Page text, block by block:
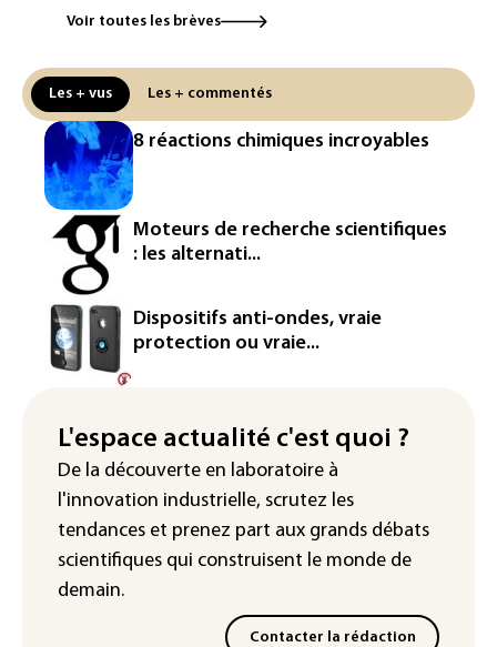
Canicule: à l'arrêt depuis fin juillet, la
réseau
Véhicules de livraison autonomes: la
France ouvre la voie à leur
homologation
Iris³: Eutelsat investira 3,4 milliards
d'euros dans la future constellation
européenne
Le magazine VSD racheté par
l'entrepreneur Vianney d'Alançon
La production française de maïs
"Retour en force" progressif de la
chaleur dans les prochains jours en
France
Voir toutes les brèves
Les + vus Les + commentés
8 réactions chimiques incroyables
Moteurs de recherche scientifiques
: les alternati...
Dispositifs anti-ondes, vraie
protection ou vraie...
L'espace actualité c'est quoi ?
De la découverte en laboratoire à
l'innovation industrielle, scrutez les
tendances et prenez part aux grands débats
scientifiques qui construisent le monde de
demain.
Contacter la rédaction